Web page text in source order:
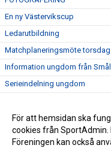
En ny Västervikscup
Ledarutbildning
Matchplaneringsmöte torsdag
Information ungdom från
Serieindelning ungdom
Café-schema för Karstorp
Bollkallar, schema
För att hemsidan ska
cookies från SportAdmin.
Föreningen kan också